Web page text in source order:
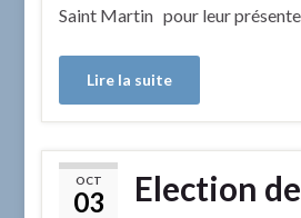
Saint Martin pour leur
Lire la suite
OCT
03 Election